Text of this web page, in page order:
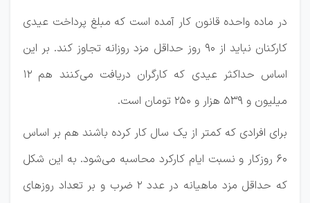
در ماده واحده قانون کار آمده است که مبلغ پرداخت عیدی
کارکنان نباید از ۹۰ روز حداقل مزد روزانه تجاوز کند. بر این
اساس حداکثر عیدی که کارگران دریافت می‌کنند هم ۱۲
میلیون و ۵۳۹ هزار و ۲۵۰ تومان است.
برای افرادی که کمتر از یک سال کار کرده باشند هم بر اساس
۶۰ روزکار و نسبت ایام کارکرد محاسبه می‌شود. به این شکل
که حداقل مزد ماهیانه در عدد ۲ ضرب و بر تعداد روز‌های